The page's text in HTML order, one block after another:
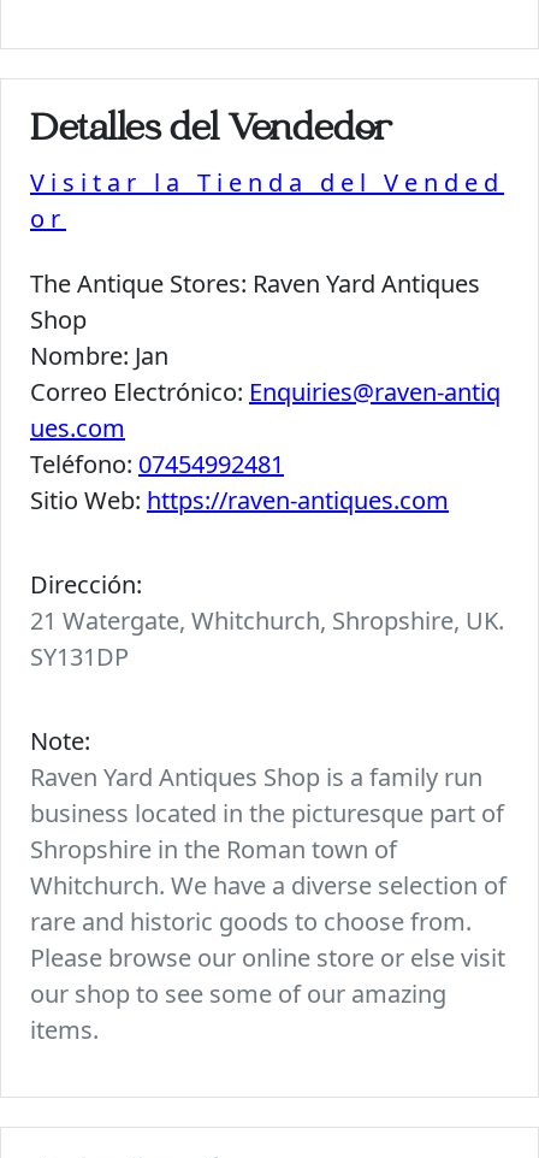
Detalles del Vendedor
Visitar la Tienda del Vended
or
The Antique Stores: Raven Yard Antiques
Shop
Nombre: Jan
Correo Electrónico: Enquiries@raven-antiq
ues.com
Teléfono: 07454992481
Sitio Web: https://raven-antiques.com
Dirección:
21 Watergate, Whitchurch, Shropshire, UK.
SY131DP
Note:
Raven Yard Antiques Shop is a family run
business located in the picturesque part of
Shropshire in the Roman town of
Whitchurch. We have a diverse selection of
rare and historic goods to choose from.
Please browse our online store or else visit
our shop to see some of our amazing
items.